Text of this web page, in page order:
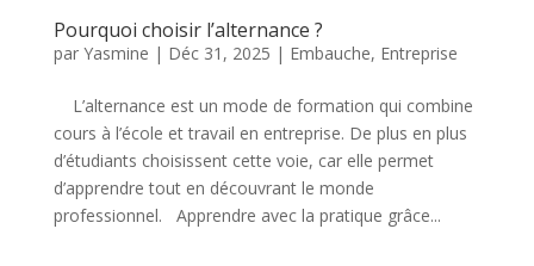
Pourquoi choisir l’alternance ?
par Yasmine | Déc 31, 2025 | Embauche, Entreprise
L’alternance est un mode de formation qui combine
cours à l’école et travail en entreprise. De plus en plus
d’étudiants choisissent cette voie, car elle permet
d’apprendre tout en découvrant le monde
professionnel. Apprendre avec la pratique grâce...